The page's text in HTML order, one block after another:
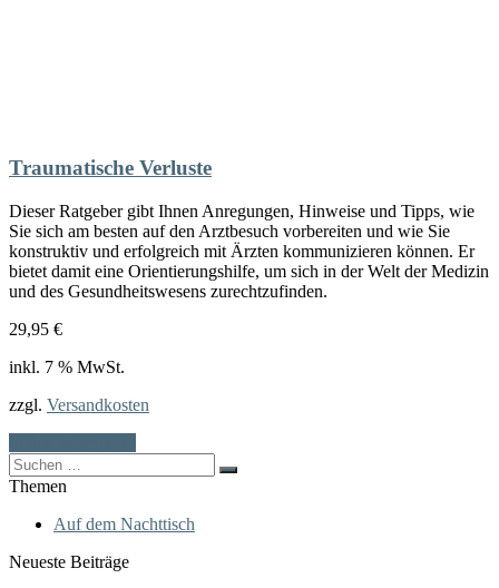
Traumatische Verluste
Dieser Ratgeber gibt Ihnen Anregungen, Hinweise und Tipps, wie
Sie sich am besten auf den Arztbesuch vorbereiten und wie Sie
konstruktiv und erfolgreich mit Ärzten kommunizieren können. Er
bietet damit eine Orientierungshilfe, um sich in der Welt der Medizin
und des Gesundheitswesens zurechtzufinden.
29,95 €
inkl. 7 % MwSt.
zzgl. Versandkosten
Search
for:
Themen
Auf dem Nachttisch
Neueste Beiträge